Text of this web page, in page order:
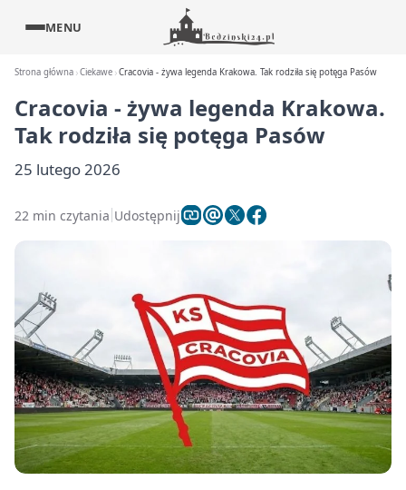
MENU
Strona główna Ciekawe Cracovia - żywa legenda Krakowa. Tak rodziła się potęga Pasów
Cracovia - żywa legenda Krakowa.
Tak rodziła się potęga Pasów
25 lutego 2026
22 min czytania Udostępnij